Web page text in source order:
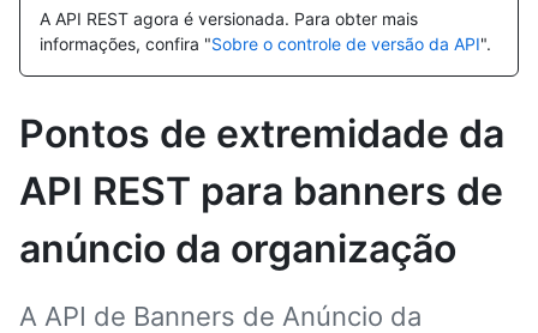
A API REST agora é versionada. Para obter mais
informações, confira "Sobre o controle de versão da API".
Pontos de extremidade da
API REST para banners de
anúncio da organização
A API de Banners de Anúncio da
Tipo,
Descrição
Tipo,
Descrição
Tipo,
Descrição
Tipo,
Descrição
Tipo,
Descrição
Tipo,
Descrição
Tipo,
Descrição